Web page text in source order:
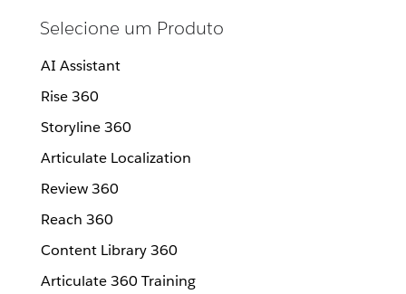
Selecione um Produto
AI Assistant
Rise 360
Storyline 360
Articulate Localization
Review 360
Reach 360
Content Library 360
Articulate 360 Training